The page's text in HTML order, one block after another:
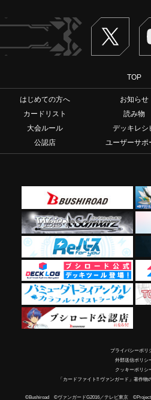
Twitter
TOP
はじめての方へ お知らせ
カードリスト
読み物
大会ルール
デッキレシ
公認店
ユーザーサポ
プライバシーポリ
外部送信ポリシ
クッキーポリシ
「カードファイト!! ヴァンガード」著作
©Bushiroad ©ヴァンガードG2016／テレビ東京 ©Project